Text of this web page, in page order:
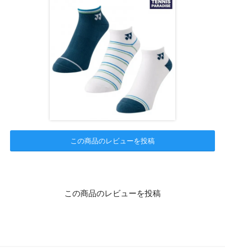
この商品のレビューを投稿
この商品のレビューを投稿